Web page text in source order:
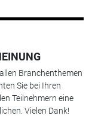
Branchenthemen
Sie bei Ihren
Teilnehmern eine
Vielen Dank!